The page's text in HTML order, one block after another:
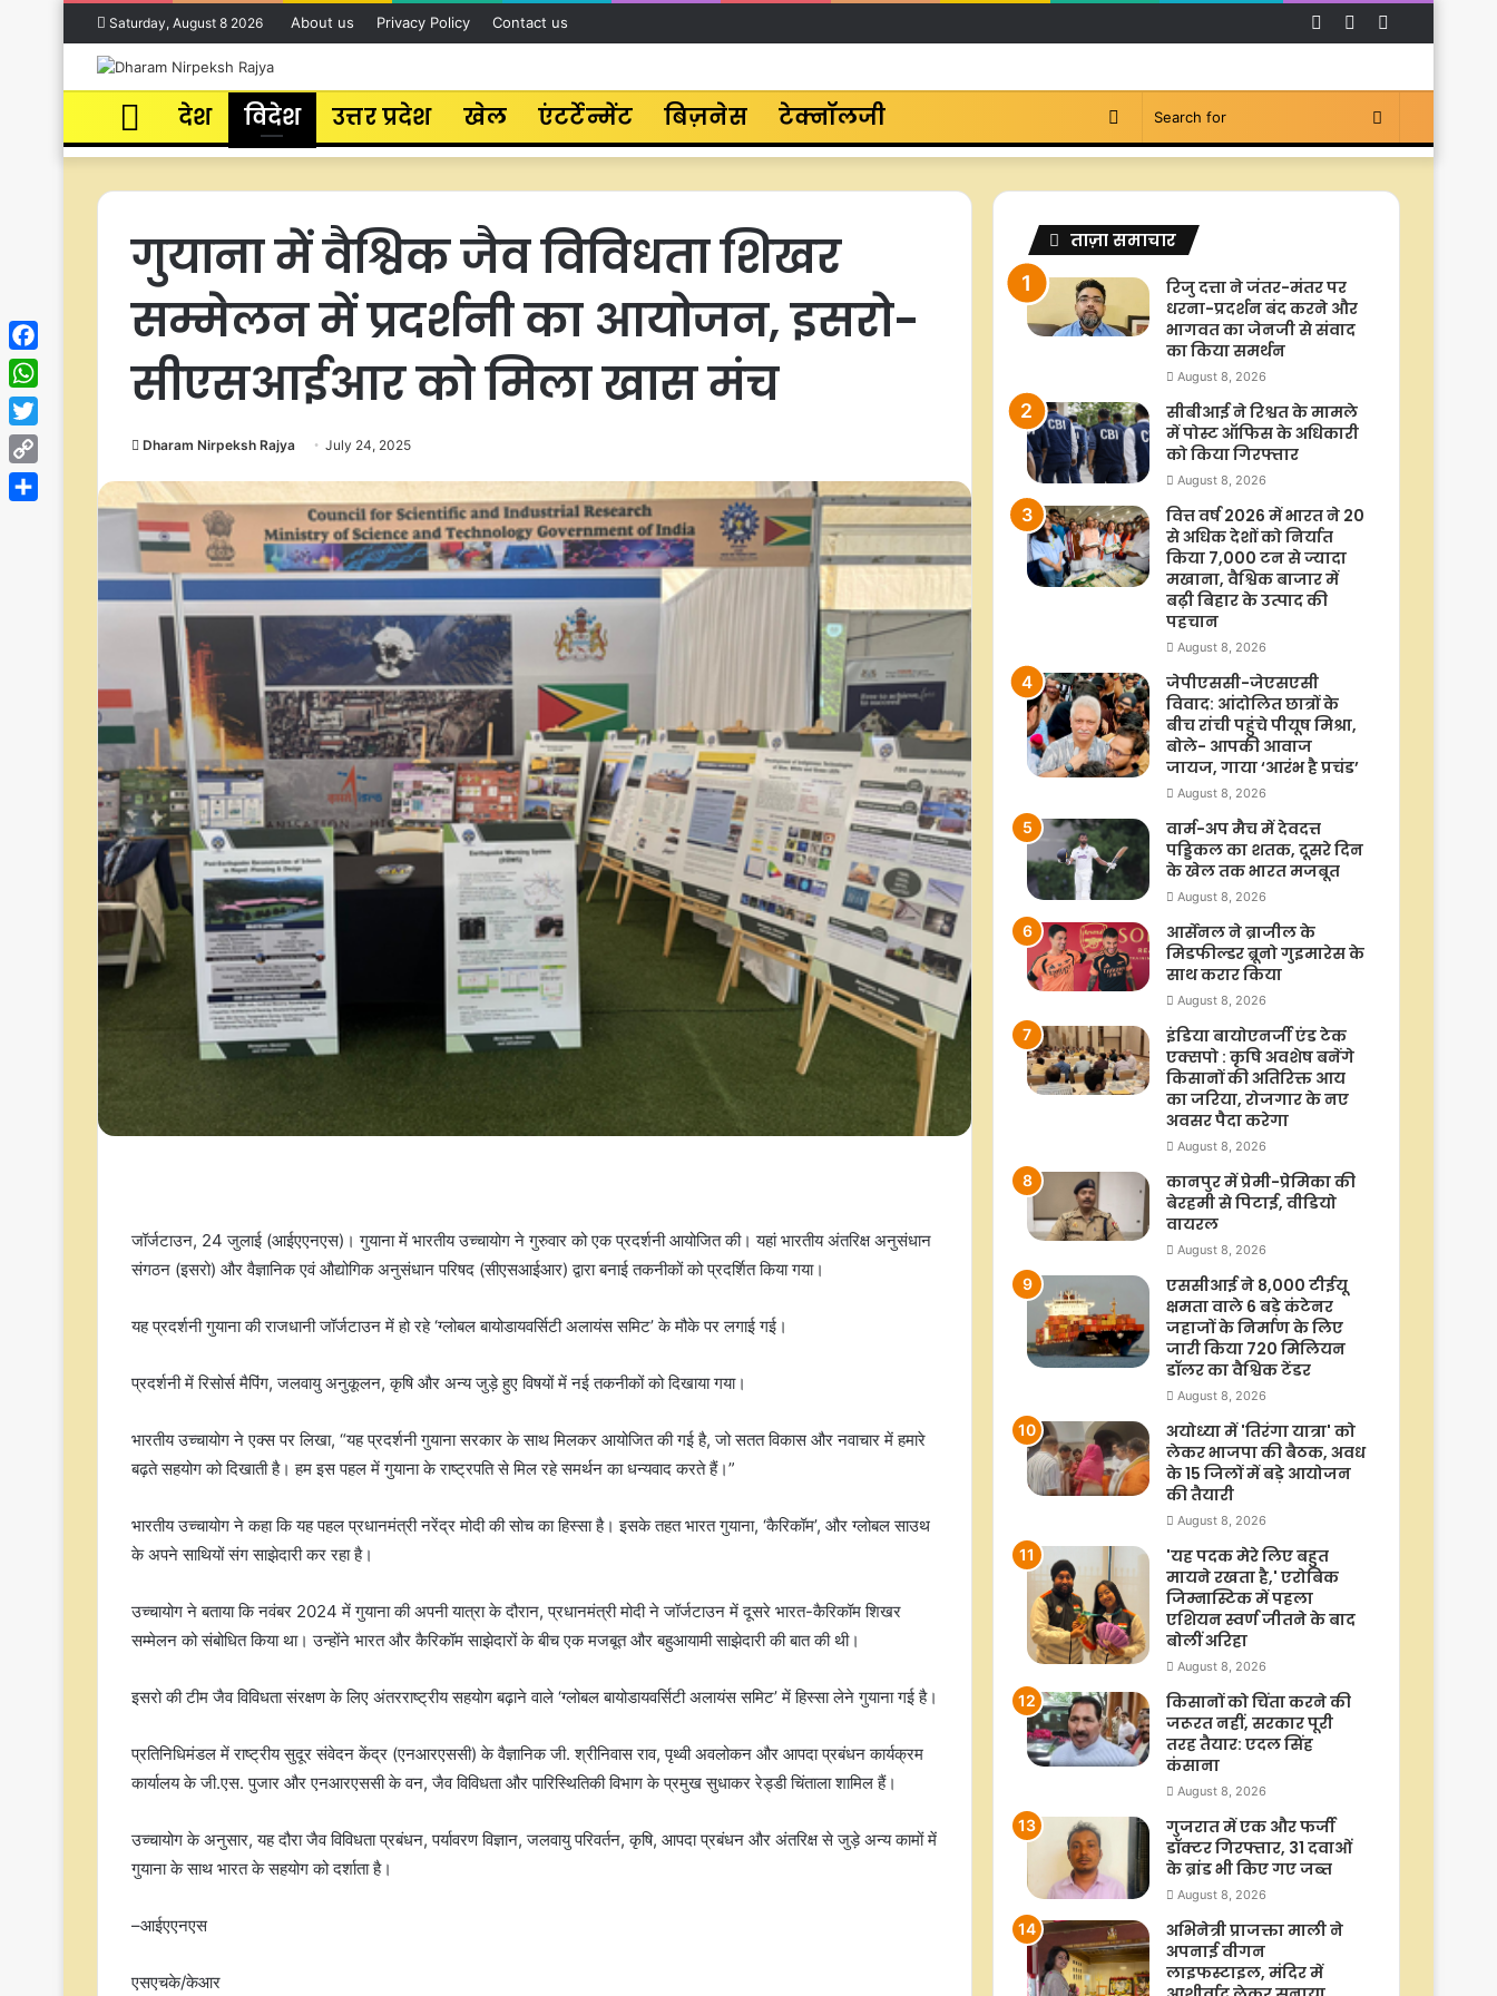
Saturday, August 8 2026 About us Privacy Policy Contact us YouTube
Facebook
Home
देश विदेश उत्तर प्रदेश खेल एंटर्टेन्मेंट बिज़नेस टेक्नॉलजी Search
Switch
गुयाना में वैश्विक जैव विविधता शिखर
सम्मेलन में प्रदर्शनी का आयोजन, इसरो-
सीएसआईआर को मिला खास मंच
Dharam Nirpeksh Rajya July 24, 2025
जॉर्जटाउन, 24 जुलाई (आईएएनएस)। गुयाना में भारतीय उच्चायोग ने गुरुवार को एक प्रदर्शनी आयोजित की। यहां भारतीय अंतरिक्ष अनुसंधान
संगठन (इसरो) और वैज्ञानिक एवं औद्योगिक अनुसंधान परिषद (सीएसआईआर) द्वारा बनाई तकनीकों को प्रदर्शित किया गया।
यह प्रदर्शनी गुयाना की राजधानी जॉर्जटाउन में हो रहे ‘ग्लोबल बायोडायवर्सिटी अलायंस समिट’ के मौके पर लगाई गई।
प्रदर्शनी में रिसोर्स मैपिंग, जलवायु अनुकूलन, कृषि और अन्य जुड़े हुए विषयों में नई तकनीकों को दिखाया गया।
भारतीय उच्चायोग ने एक्स पर लिखा, “यह प्रदर्शनी गुयाना सरकार के साथ मिलकर आयोजित की गई है, जो सतत विकास और नवाचार में हमारे
बढ़ते सहयोग को दिखाती है। हम इस पहल में गुयाना के राष्ट्रपति से मिल रहे समर्थन का धन्यवाद करते हैं।”
भारतीय उच्चायोग ने कहा कि यह पहल प्रधानमंत्री नरेंद्र मोदी की सोच का हिस्सा है। इसके तहत भारत गुयाना, ‘कैरिकॉम’, और ग्लोबल साउथ
के अपने साथियों संग साझेदारी कर रहा है।
उच्चायोग ने बताया कि नवंबर 2024 में गुयाना की अपनी यात्रा के दौरान, प्रधानमंत्री मोदी ने जॉर्जटाउन में दूसरे भारत-कैरिकॉम शिखर
सम्मेलन को संबोधित किया था। उन्होंने भारत और कैरिकॉम साझेदारों के बीच एक मजबूत और बहुआयामी साझेदारी की बात की थी।
इसरो की टीम जैव विविधता संरक्षण के लिए अंतरराष्ट्रीय सहयोग बढ़ाने वाले ‘ग्लोबल बायोडायवर्सिटी अलायंस समिट’ में हिस्सा लेने गुयाना गई है।
प्रतिनिधिमंडल में राष्ट्रीय सुदूर संवेदन केंद्र (एनआरएससी) के वैज्ञानिक जी. श्रीनिवास राव, पृथ्वी अवलोकन और आपदा प्रबंधन कार्यक्रम
कार्यालय के जी.एस. पुजार और एनआरएससी के वन, जैव विविधता और पारिस्थितिकी विभाग के प्रमुख सुधाकर रेड्डी चिंताला शामिल हैं।
उच्चायोग के अनुसार, यह दौरा जैव विविधता प्रबंधन, पर्यावरण विज्ञान, जलवायु परिवर्तन, कृषि, आपदा प्रबंधन और अंतरिक्ष से जुड़े अन्य कामों में
गुयाना के साथ भारत के सहयोग को दर्शाता है।
–आईएएनएस
एसएचके/केआर
इजरायली मीडिया का दावा- कभी भी आ
सकती है ईरान के सुप्रीम लीडर मोजतबा की
मौत की खबर
दक्षिण कोरिया: शादी के लिए 'हतोत्साहित'
ताज़ा समाचार
रिजु दत्ता ने जंतर-मंतर पर
धरना-प्रदर्शन बंद करने और
भागवत का जेनजी से संवाद
का किया समर्थन
August 8, 2026
सीबीआई ने रिश्वत के मामले
में पोस्ट ऑफिस के अधिकारी
को किया गिरफ्तार
August 8, 2026
वित्त वर्ष 2026 में भारत ने 20
से अधिक देशों को निर्यात
किया 7,000 टन से ज्यादा
मखाना, वैश्विक बाजार में
बढ़ी बिहार के उत्पाद की
पहचान
August 8, 2026
जेपीएससी-जेएसएसी
विवाद: आंदोलित छात्रों के
बीच रांची पहुंचे पीयूष मिश्रा,
बोले- आपकी आवाज
जायज, गाया ‘आरंभ है प्रचंड’
August 8, 2026
वार्म-अप मैच में देवदत्त
पड्डिकल का शतक, दूसरे दिन
के खेल तक भारत मजबूत
August 8, 2026
आर्सेनल ने ब्राजील के
मिडफील्डर ब्रूनो गुइमारेस के
साथ करार किया
August 8, 2026
इंडिया बायोएनर्जी एंड टेक
एक्सपो : कृषि अवशेष बनेंगे
किसानों की अतिरिक्त आय
का जरिया, रोजगार के नए
अवसर पैदा करेगा
August 8, 2026
कानपुर में प्रेमी-प्रेमिका की
बेरहमी से पिटाई, वीडियो
वायरल
August 8, 2026
एससीआई ने 8,000 टीईयू
क्षमता वाले 6 बड़े कंटेनर
जहाजों के निर्माण के लिए
जारी किया 720 मिलियन
डॉलर का वैश्विक टेंडर
August 8, 2026
अयोध्या में 'तिरंगा यात्रा' को
लेकर भाजपा की बैठक, अवध
के 15 जिलों में बड़े आयोजन
की तैयारी
August 8, 2026
'यह पदक मेरे लिए बहुत
मायने रखता है,' एरोबिक
जिम्नास्टिक में पहला
एशियन स्वर्ण जीतने के बाद
बोलीं अरिहा
August 8, 2026
किसानों को चिंता करने की
जरूरत नहीं, सरकार पूरी
तरह तैयार: एदल सिंह
कंसाना
August 8, 2026
गुजरात में एक और फर्जी
डॉक्टर गिरफ्तार, 31 दवाओं
के ब्रांड भी किए गए जब्त
August 8, 2026
अभिनेत्री प्राजक्ता माली ने
अपनाई वीगन
लाइफस्टाइल, मंदिर में
Facebook
WhatsApp
Twitter
Copy
Link